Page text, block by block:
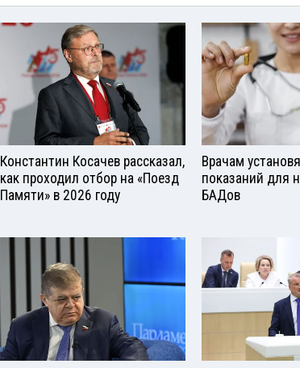
Константин Косачев рассказал,
как проходил отбор на «Поезд
Памяти» в 2026 году
Врачам
показаний для
БАДов